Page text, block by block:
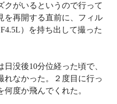
クがいるというので行って
を再開する直前に、フィル
）を持ち出して撮った
没後10分位経った頃で、
れなかった。２度目に行っ
度か飛んでくれた。